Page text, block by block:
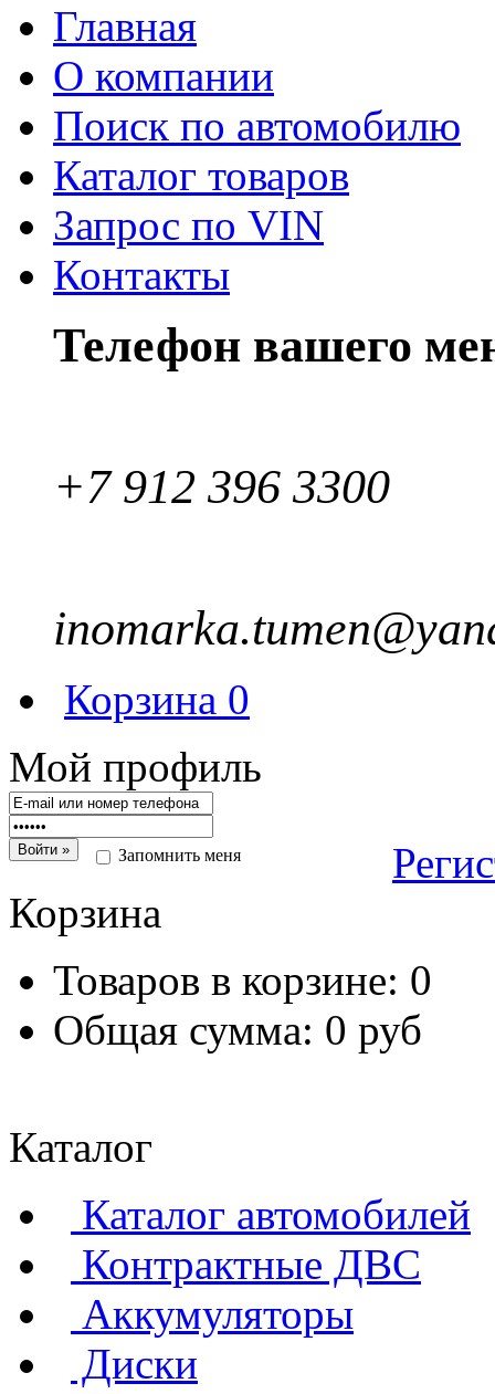
Главная
О компании
Поиск по автомобилю
Каталог товаров
Запрос по VIN
Контакты
Телефон вашего
+7 912 396 3300
Корзина 0
Мой профиль
Запомнить меня
Корзина
Товаров в корзине: 0
Общая сумма: 0 руб
Каталог
Каталог автомобилей
Контрактные ДВС
Аккумуляторы
Диски